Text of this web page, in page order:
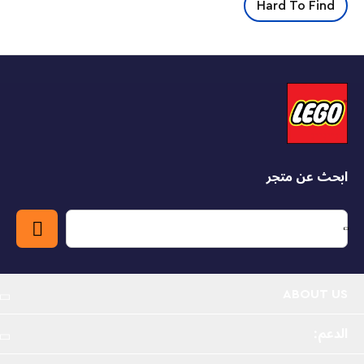
حتى تتمكن من وضعها حول الطاولة لإعادة إنشاء المشهد الأيقوني
تم تصميم مجموعة البناء المطلوبة للغاية هذه لمحبي فيلم "لورد
أوف ذا رينجز" ومحبي الأفلام الذين يقدرون التصميمات المذهلة.
استمتع ببناء وادي الأرض الأوسط - قم بإنشاء وعرض نسخة
للبالغين من ليغو®
6,167 قطعة مملوءة بسحر مستوحى من الفيلم - هذه
في أصله من فيلم ذذا لورد أوف ذا رينجز بثلاثيته التي
Hard To Find
ابحث عن متجر